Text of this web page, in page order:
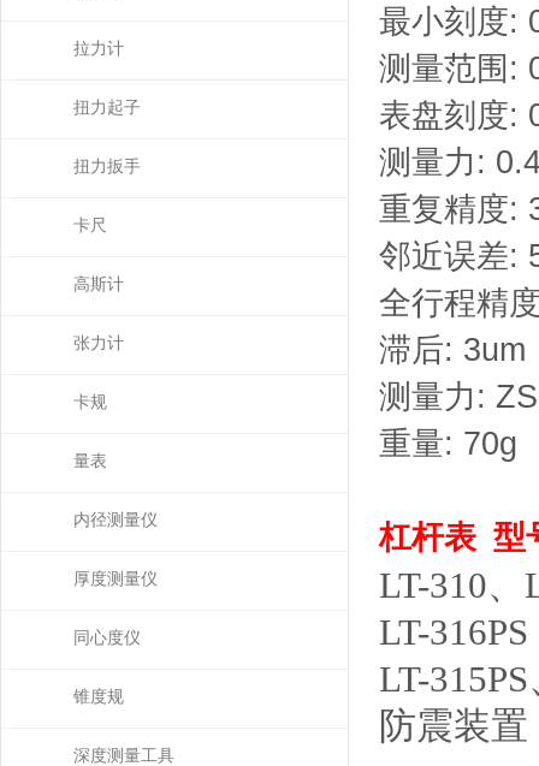
拉力计
扭力起子
扭力扳手
卡尺
高斯计
张力计
卡规
量表
内径测量仪
厚度测量仪
同心度仪
锥度规
深度测量工具
最小刻度:
测量范围:
表盘刻度:
测量力:
重复精度:
邻近误差:
全行程精
滞后: 3um
测量力:
重量: 70g
杠杆表 型
LT-310、
LT-316PS
LT-
防震装